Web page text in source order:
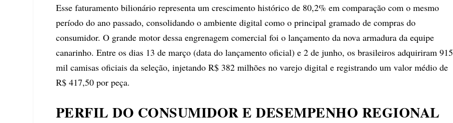
Esse faturamento bilionário representa um crescimento histórico de 80,2% em comparação com o mesmo
período do ano passado, consolidando o ambiente digital como o principal gramado de compras do
consumidor. O grande motor dessa engrenagem comercial foi o lançamento da nova armadura da equipe
canarinho. Entre os dias 13 de março (data do lançamento oficial) e 2 de junho, os brasileiros adquiriram 915
mil camisas oficiais da seleção, injetando R$ 382 milhões no varejo digital e registrando um valor médio de
R$ 417,50 por peça.
PERFIL DO CONSUMIDOR E DESEMPENHO REGIONAL